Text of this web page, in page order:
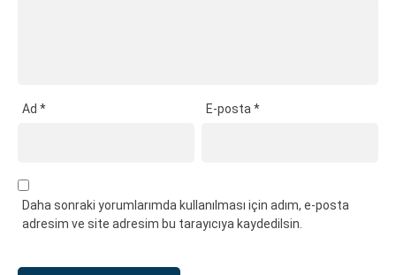
Ad * E-posta*
Daha sonraki yorumlarımda kullanılması için adım, e-posta
adresim ve site adresim bu tarayıcıya kaydedilsin.